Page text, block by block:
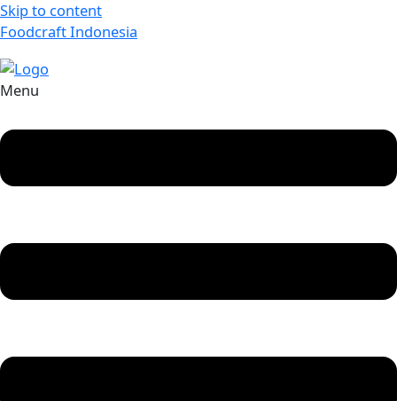
Skip to content
Foodcraft Indonesia
Menu